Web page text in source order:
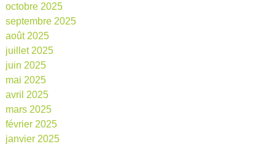
octobre 2025
septembre 2025
août 2025
juillet 2025
juin 2025
mai 2025
avril 2025
mars 2025
février 2025
janvier 2025